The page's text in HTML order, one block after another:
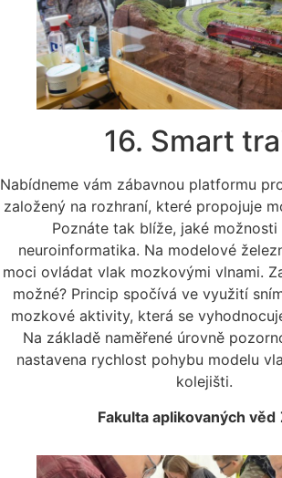
16. Smart
Nabídneme vám zábavnou platformu
založený na rozhraní, které propojuje
Poznáte tak blíže, jaké
neuroinformatika. Na modelové
moci ovládat vlak mozkovými vlnami.
možné? Princip spočívá ve využití
mozkové aktivity, která se
Na základě naměřené úrovně
nastavena rychlost pohybu modelu
kolejišti.
Fakulta aplikovaných věd